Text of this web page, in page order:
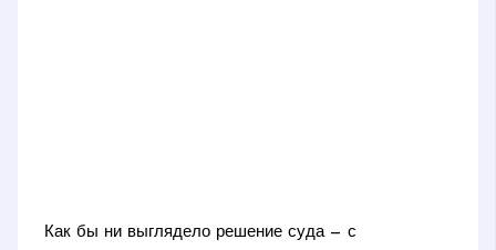
Как бы ни выглядело решение суда — с